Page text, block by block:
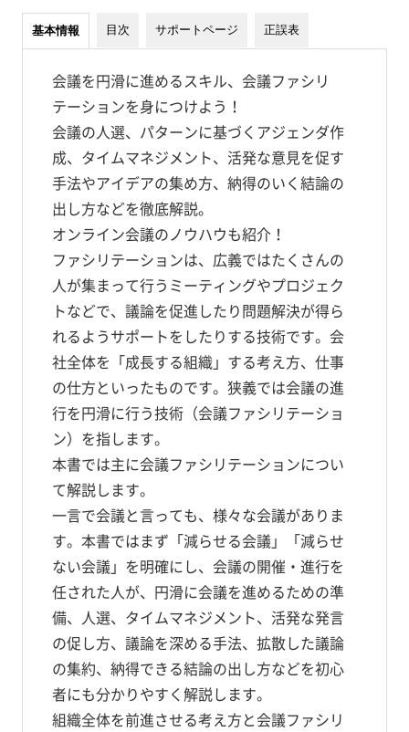
基本情報 目次 サポートページ 正誤表
会議を円滑に進めるスキル、会議ファシリ
テーションを身につけよう！
会議の人選、パターンに基づくアジェンダ作
成、タイムマネジメント、活発な意見を促す
手法やアイデアの集め方、納得のいく結論の
出し方などを徹底解説。
オンライン会議のノウハウも紹介！
ファシリテーションは、広義ではたくさんの
人が集まって行うミーティングやプロジェク
トなどで、議論を促進したり問題解決が得ら
れるようサポートをしたりする技術です。会
社全体を「成長する組織」する考え方、仕事
の仕方といったものです。狭義では会議の進
行を円滑に行う技術（会議ファシリテーショ
ン）を指します。
本書では主に会議ファシリテーションについ
て解説します。
一言で会議と言っても、様々な会議がありま
す。本書ではまず「減らせる会議」「減らせ
ない会議」を明確にし、会議の開催・進行を
任された人が、円滑に会議を進めるための準
備、人選、タイムマネジメント、活発な発言
の促し方、議論を深める手法、拡散した議論
の集約、納得できる結論の出し方などを初心
者にも分かりやすく解説します。
組織全体を前進させる考え方と会議ファシリ